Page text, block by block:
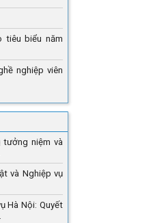
tiêu biểu năm
nghiệp viên
tưởng niệm và
và Nghiệp vụ
Hà Nội: Quyết